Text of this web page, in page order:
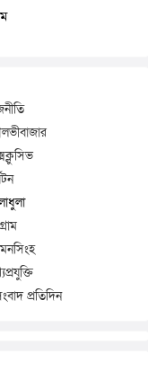
প্রতিদিন